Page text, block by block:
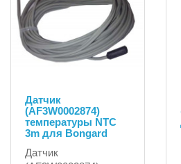
Датчик
(AF3W0002874)
температуры NTC
3m для Bongard
Датчик